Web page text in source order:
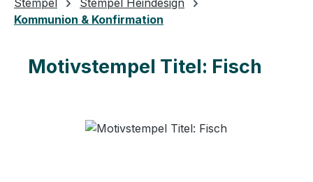
Kommunion & Konfirmation
Motivstempel Titel: Fisch